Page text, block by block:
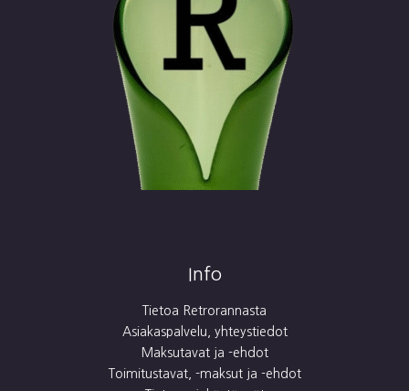
Info
Tietoa Retrorannasta
Asiakaspalvelu, yhteystiedot
Maksutavat ja -ehdot
Toimitustavat, -maksut ja -ehdot